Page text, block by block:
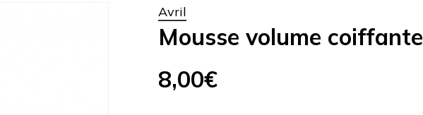
Avril
Mousse volume coiffante
8,00€